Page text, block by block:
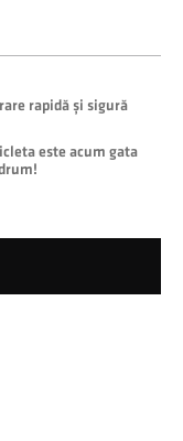
rapidă și sigură
este acum gata